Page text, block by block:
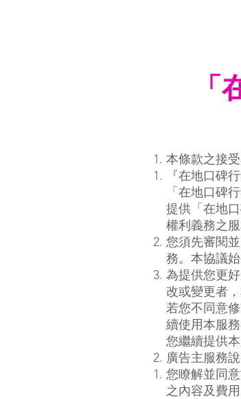
本條款之接
『在地口碑
「在地口碑
提供「在地
權利義務之服
您須先審閱
務。本協議始
為提供您更
改或變更者
若您不同意
續使用本服
您繼續提供本
廣告主服務
您瞭解並同
之內容及費用